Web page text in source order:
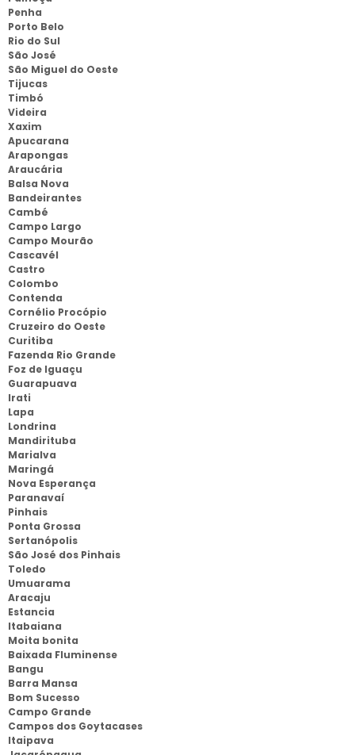
Penha
Porto Belo
Rio do Sul
São José
São Miguel do Oeste
Tijucas
Timbó
Videira
Xaxim
Apucarana
Arapongas
Araucária
Balsa Nova
Bandeirantes
Cambé
Campo Largo
Campo Mourão
Cascavél
Castro
Colombo
Contenda
Cornélio Procópio
Cruzeiro do Oeste
Curitiba
Fazenda Rio Grande
Foz de Iguaçu
Guarapuava
Irati
Lapa
Londrina
Mandirituba
Marialva
Maringá
Nova Esperança
Paranavaí
Pinhais
Ponta Grossa
Sertanópolis
São José dos Pinhais
Toledo
Umuarama
Aracaju
Estancia
Itabaiana
Moita bonita
Baixada Fluminense
Bangu
Barra Mansa
Bom Sucesso
Campo Grande
Campos dos Goytacases
Itaipava